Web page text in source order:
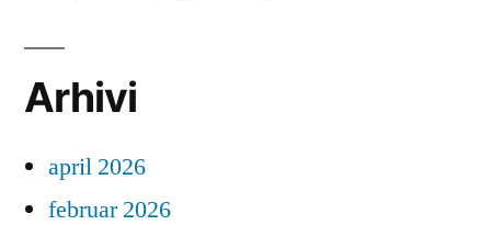
Arhivi
april 2026
februar 2026